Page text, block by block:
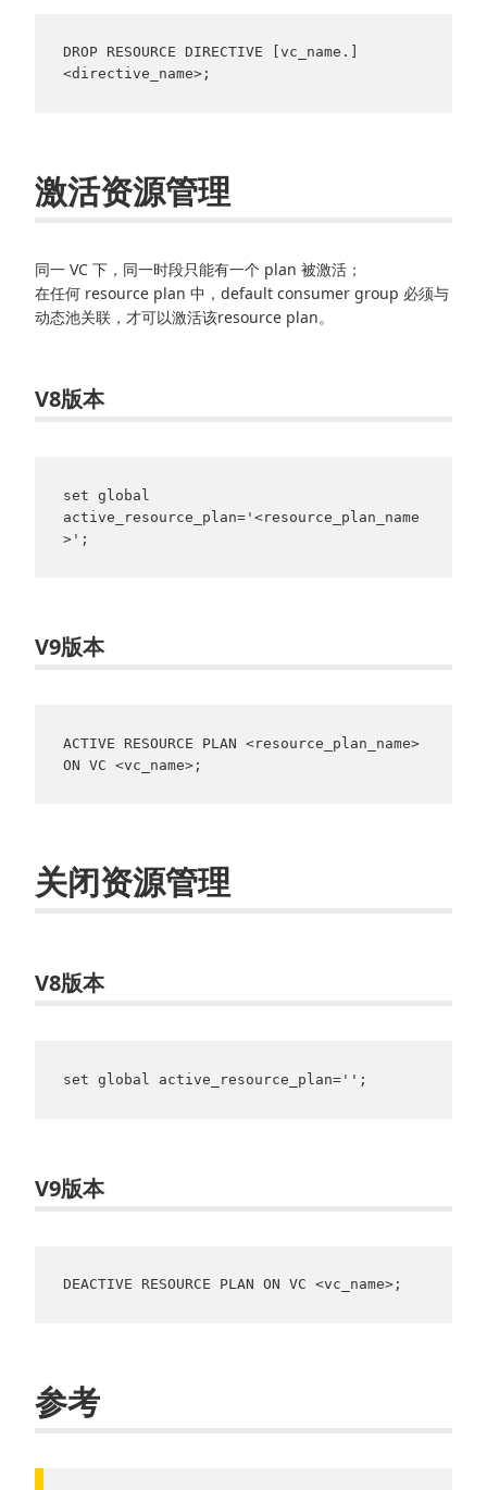
DROP RESOURCE DIRECTIVE [vc_name.]
<directive_name>;
激活资源管理
同一 VC 下，同一时段只能有一个 plan 被激活；
在任何 resource plan 中，default consumer group 必须与
动态池关联，才可以激活该resource plan。
V8版本
set global
active_resource_plan='<resource_plan_name
>';
V9版本
ACTIVE RESOURCE PLAN <resource_plan_name>
ON VC <vc_name>;
关闭资源管理
V8版本
set global active_resource_plan='';
V9版本
DEACTIVE RESOURCE PLAN ON VC <vc_name>;
参考